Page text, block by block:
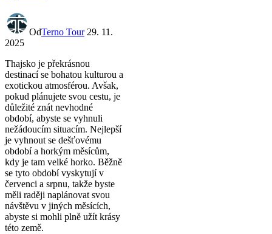
OdTerno Tour 29. 11.
2025
Thajsko je překrásnou
destinací se bohatou kulturou a
exotickou atmosférou. Avšak,
pokud plánujete svou cestu, je
důležité znát nevhodné
období, abyste se vyhnuli
nežádoucím situacím. Nejlepší
je vyhnout se dešťovému
období a horkým měsícům,
kdy je tam velké horko. Běžně
se tyto období vyskytují v
červenci a srpnu, takže byste
měli raději naplánovat svou
návštěvu v jiných měsících,
abyste si mohli plně užít krásy
této země.